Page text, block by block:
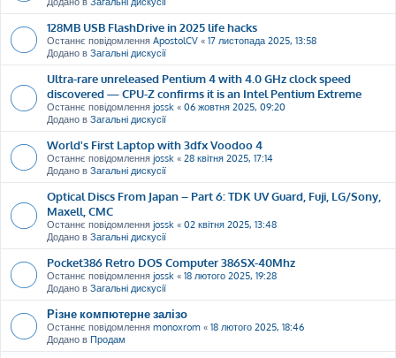
128MB USB FlashDrive in 2025 life hacks
Останнє повідомлення ApostolCV « 17 листопада 2025, 13:58
Додано в Загальні дискусії
Ultra-rare unreleased Pentium 4 with 4.0 GHz clock speed
discovered — CPU-Z confirms it is an Intel Pentium Extreme
Останнє повідомлення jossk « 06 жовтня 2025, 09:20
Додано в Загальні дискусії
World's First Laptop with 3dfx Voodoo 4
Останнє повідомлення jossk « 28 квітня 2025, 17:14
Додано в Загальні дискусії
Optical Discs From Japan – Part 6: TDK UV Guard, Fuji, LG/Sony,
Maxell, CMC
Останнє повідомлення jossk « 02 квітня 2025, 13:48
Додано в Загальні дискусії
Pocket386 Retro DOS Computer 386SX-40Mhz
Останнє повідомлення jossk « 18 лютого 2025, 19:28
Додано в Загальні дискусії
Різне компютерне залізо
Останнє повідомлення monoxrom « 18 лютого 2025, 18:46
Додано в Продам